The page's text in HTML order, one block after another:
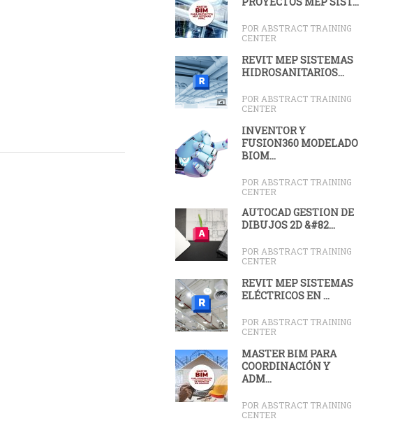
POR ABSTRACT TRAINING
CENTER
REVIT MEP SISTEMAS
HIDROSANITARIOS...
POR ABSTRACT TRAINING
CENTER
INVENTOR Y
FUSION360 MODELADO
BIOM...
POR ABSTRACT TRAINING
CENTER
AUTOCAD GESTIÓN DE
DIBUJOS 2D &#82...
POR ABSTRACT TRAINING
CENTER
REVIT MEP SISTEMAS
ELÉCTRICOS EN ...
POR ABSTRACT TRAINING
CENTER
MASTER BIM PARA
COORDINACIÓN Y
ADM...
POR ABSTRACT TRAINING
CENTER